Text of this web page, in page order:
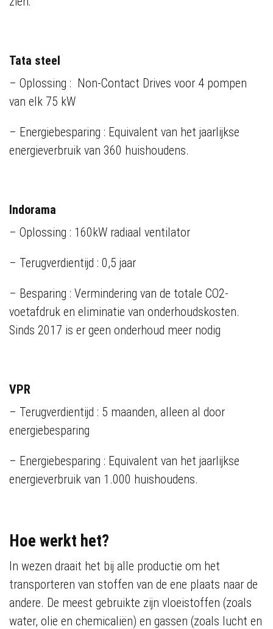
Tata steel
– Oplossing : Non-Contact Drives voor 4 pompen
van elk 75 kW
– Energiebesparing : Equivalent van het jaarlijkse
energieverbruik van 360 huishoudens.
Indorama
– Oplossing : 160kW radiaal ventilator
– Terugverdientijd : 0,5 jaar
– Besparing : Vermindering van de totale CO2-
voetafdruk en eliminatie van onderhoudskosten.
Sinds 2017 is er geen onderhoud meer nodig
VPR
– Terugverdientijd : 5 maanden, alleen al door
energiebesparing
– Energiebesparing : Equivalent van het jaarlijkse
energieverbruik van 1.000 huishoudens.
Hoe werkt het?
In wezen draait het bij alle productie om het
transporteren van stoffen van de ene plaats naar de
andere. De meest gebruikte zijn vloeistoffen (zoals
water, olie en chemicaliën) en gassen (zoals lucht en